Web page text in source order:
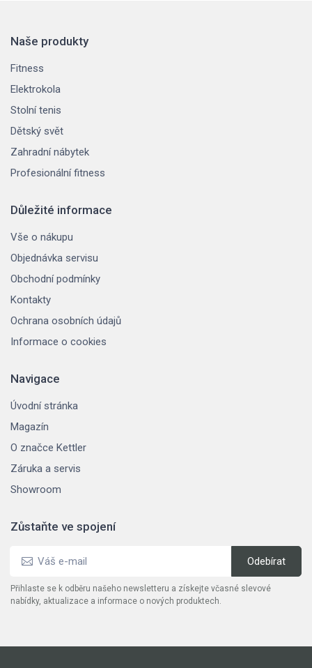
Naše produkty
Fitness
Elektrokola
Stolní tenis
Dětský svět
Zahradní nábytek
Profesionální fitness
Důležité informace
Vše o nákupu
Objednávka servisu
Obchodní podmínky
Kontakty
Ochrana osobních údajů
Informace o cookies
Navigace
Úvodní stránka
Magazín
O značce Kettler
Záruka a servis
Showroom
Zůstaňte ve spojení
Přihlaste se k odběru našeho newsletteru a získejte včasné slevové
nabídky, aktualizace a informace o nových produktech.